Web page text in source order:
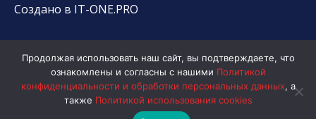
Создано в IT-ONE.PRO
Продолжая использовать наш сайт, вы подтверждаете, что
ознакомлены и согласны с нашими Политикой
конфиденциальности и обработки персональных данных, а
также Политикой использования cookies